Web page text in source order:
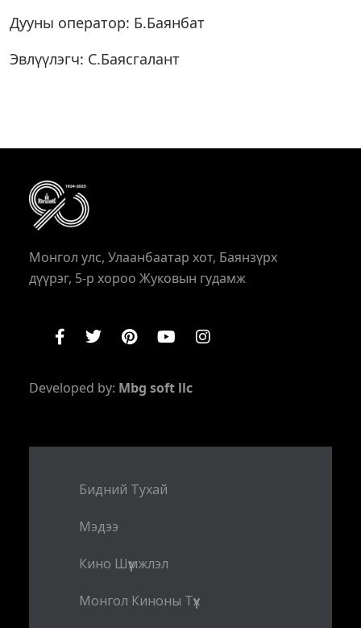
Дууны оператор: Б.Баянбат
Эвлүүлэгч: С.Баясгалант
Монгол улс, Улаанбаатар хот, Баянзүрх
дүүрэг, 5-р хороо Жуковын гудамж
Developed by: Mbg soft llc
Бидний Тухай
Мэдээ
Кино Шүүмжлэл
Монгол Киноны Түүх